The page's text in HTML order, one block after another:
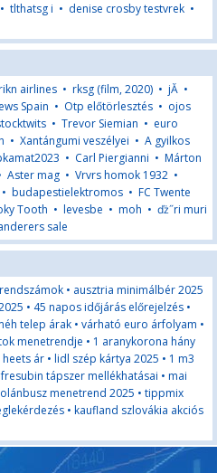
• tlthatsg i • denise crosby testvrek •
airlines • rksg (film, 2020) • jĂ •
Spain • Otp előtörlesztés • ojos
• Trevor Siemian • euro
• Xantángumi veszélyei • A gyilkos
• Carl Piergianni • Márton
Aster mag • Vrvrs homok 1932 •
• budapestielektromos • FC Twente
Tooth • levesbe • moh • ďż˝ri muri
sale
• ausztria minimálbér 2025
• 45 napos időjárás előrejelzés •
telep árak • várható euro árfolyam •
menetrendje • 1 aranykorona hány
heets ár • lidl szép kártya 2025 • 1 m3
fresubin tápszer mellékhatásai • mai
menetrend 2025 • tippmix
• kaufland szlovákia akciós